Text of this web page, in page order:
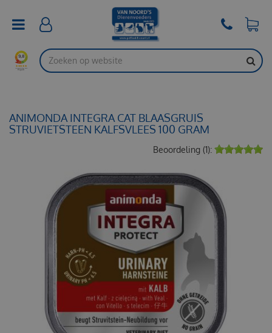
ANIMONDA INTEGRA CAT BLAASGRUIS
STRUVIETSTEEN KALFSVLEES 100 GRAM
Beoordeling (1):